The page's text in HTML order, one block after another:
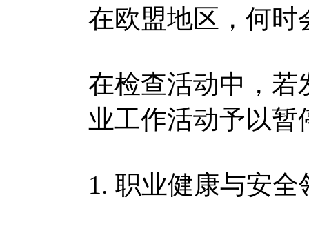
在欧盟地区，何时
在检查活动中，若
业工作活动予以暂
1. 职业健康与安